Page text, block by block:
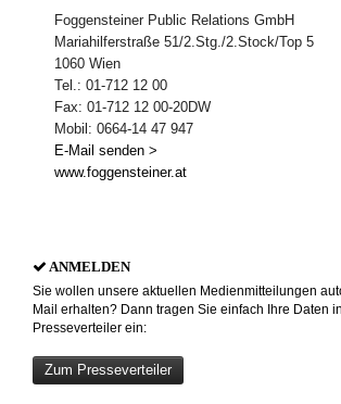
Foggensteiner Public Relations GmbH
Mariahilferstraße 51/2.Stg./2.Stock/Top 5
1060 Wien
Tel.: 01-712 12 00
Fax: 01-712 12 00-20DW
Mobil: 0664-14 47 947
E-Mail senden >
www.foggensteiner.at
ANMELDEN
Sie wollen unsere aktuellen Medienmitteilungen
Mail erhalten? Dann tragen Sie einfach Ihre Daten
Presseverteiler ein:
Zum Presseverteiler